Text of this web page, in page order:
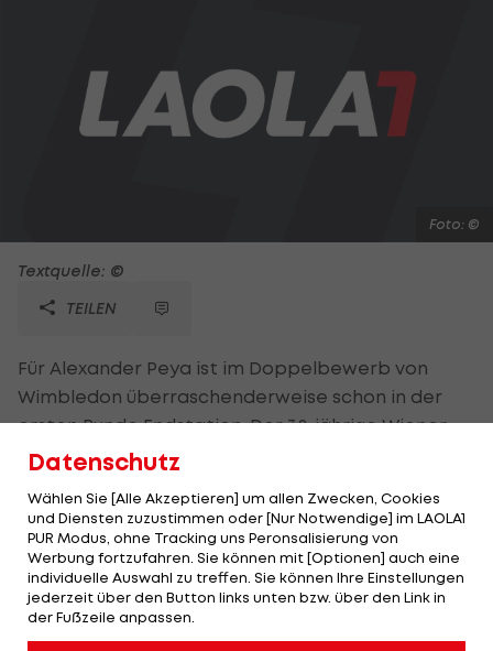
Foto: ©
Textquelle: ©
TEILEN
Für Alexander Peya ist im Doppelbewerb von
Wimbledon überraschenderweise schon in der
ersten Runde Endstation. Der 32-jährige Wiener
muss sich mit seinem serbischen Partner Nenad
und Lleyton Hewitt mit 6:7 (3), 6:7 (3), 6:3, 6:7 (3)
geschlagen geben. Peya/Zimonjic waren im All
England Club an Nummer sechs gesetzt. Im
Vorjahr stand Peya mit Christopher Kas im
Halbfinale von Wimbledon.
Datenschutz
Wählen Sie [Alle Akzeptieren] um allen Zwecken, Cookies
und Diensten zuzustimmen oder [Nur Notwendige] im LAOLA1
PUR Modus, ohne Tracking uns Peronsalisierung von
Werbung fortzufahren. Sie können mit [Optionen] auch eine
individuelle Auswahl zu treffen. Sie können Ihre Einstellungen
jederzeit über den Button links unten bzw. über den Link in
der Fußzeile anpassen.